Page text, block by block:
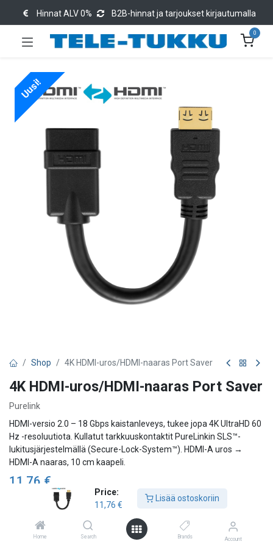
Price:
11,76 €
Lisää ostoskoriin
Home Search Brands Account
Hinnat ALV 0% B2B-hinnat ja tarjoukset kirjautumalla
0
Uusi!
Shop 4K HDMI-uros/HDMI-naaras Port Saver
4K HDMI-uros/HDMI-naaras Port Saver
Purelink
HDMI-versio 2.0 – 18 Gbps kaistanleveys, tukee jopa 4K UltraHD 60
Hz -resoluutiota. Kullatut tarkkuuskontaktit PureLinkin SLS™-
lukitusjärjestelmällä (Secure-Lock-System™). HDMI-A uros →
HDMI-A naaras, 10 cm kaapeli.
11,76 €
Lisää ostoskoriin